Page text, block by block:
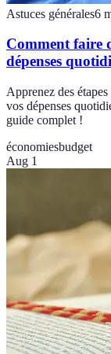
Astuces générales6
Comment faire
dépenses
Apprenez des
vos dépenses
guide complet !
économiesbudget
Aug 1